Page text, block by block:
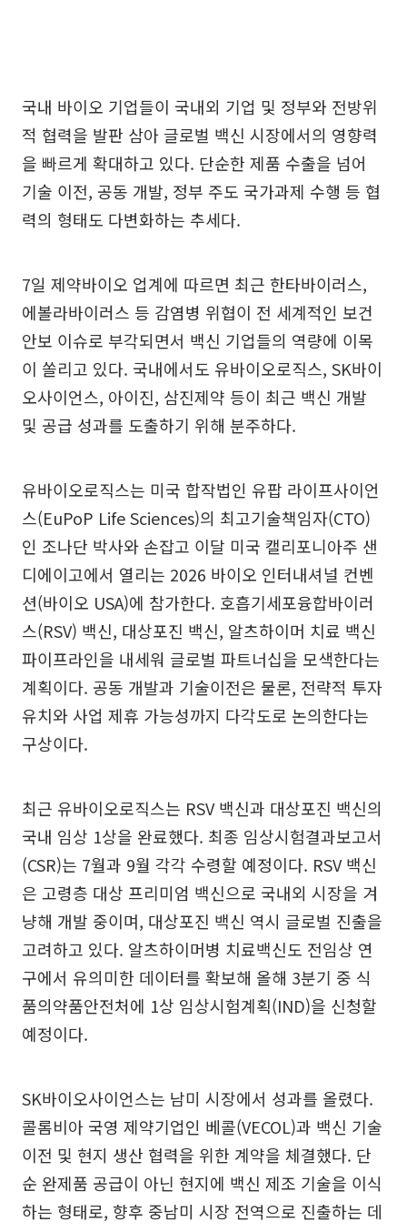
국내 바이오 기업들이 국내외 기업 및 정부와 전방위
적 협력을 발판 삼아 글로벌 백신 시장에서의 영향력
을 빠르게 확대하고 있다. 단순한 제품 수출을 넘어
기술 이전, 공동 개발, 정부 주도 국가과제 수행 등 협
력의 형태도 다변화하는 추세다.
7일 제약바이오 업계에 따르면 최근 한타바이러스,
에볼라바이러스 등 감염병 위협이 전 세계적인 보건
안보 이슈로 부각되면서 백신 기업들의 역량에 이목
이 쏠리고 있다. 국내에서도 유바이오로직스, SK바이
오사이언스, 아이진, 삼진제약 등이 최근 백신 개발
및 공급 성과를 도출하기 위해 분주하다.
유바이오로직스는 미국 합작법인 유팝 라이프사이언
스(EuPoP Life Sciences)의 최고기술책임자(CTO)
인 조나단 박사와 손잡고 이달 미국 캘리포니아주 샌
디에이고에서 열리는 2026 바이오 인터내셔널 컨벤
션(바이오 USA)에 참가한다. 호흡기세포융합바이러
스(RSV) 백신, 대상포진 백신, 알츠하이머 치료 백신
파이프라인을 내세워 글로벌 파트너십을 모색한다는
계획이다. 공동 개발과 기술이전은 물론, 전략적 투자
유치와 사업 제휴 가능성까지 다각도로 논의한다는
구상이다.
최근 유바이오로직스는 RSV 백신과 대상포진 백신의
국내 임상 1상을 완료했다. 최종 임상시험결과보고서
(CSR)는 7월과 9월 각각 수령할 예정이다. RSV 백신
은 고령층 대상 프리미엄 백신으로 국내외 시장을 겨
냥해 개발 중이며, 대상포진 백신 역시 글로벌 진출을
고려하고 있다. 알츠하이머병 치료백신도 전임상 연
구에서 유의미한 데이터를 확보해 올해 3분기 중 식
품의약품안전처에 1상 임상시험계획(IND)을 신청할
예정이다.
SK바이오사이언스는 남미 시장에서 성과를 올렸다.
콜롬비아 국영 제약기업인 베콜(VECOL)과 백신 기술
이전 및 현지 생산 협력을 위한 계약을 체결했다. 단
순 완제품 공급이 아닌 현지에 백신 제조 기술을 이식
하는 형태로, 향후 중남미 시장 전역으로 진출하는 데